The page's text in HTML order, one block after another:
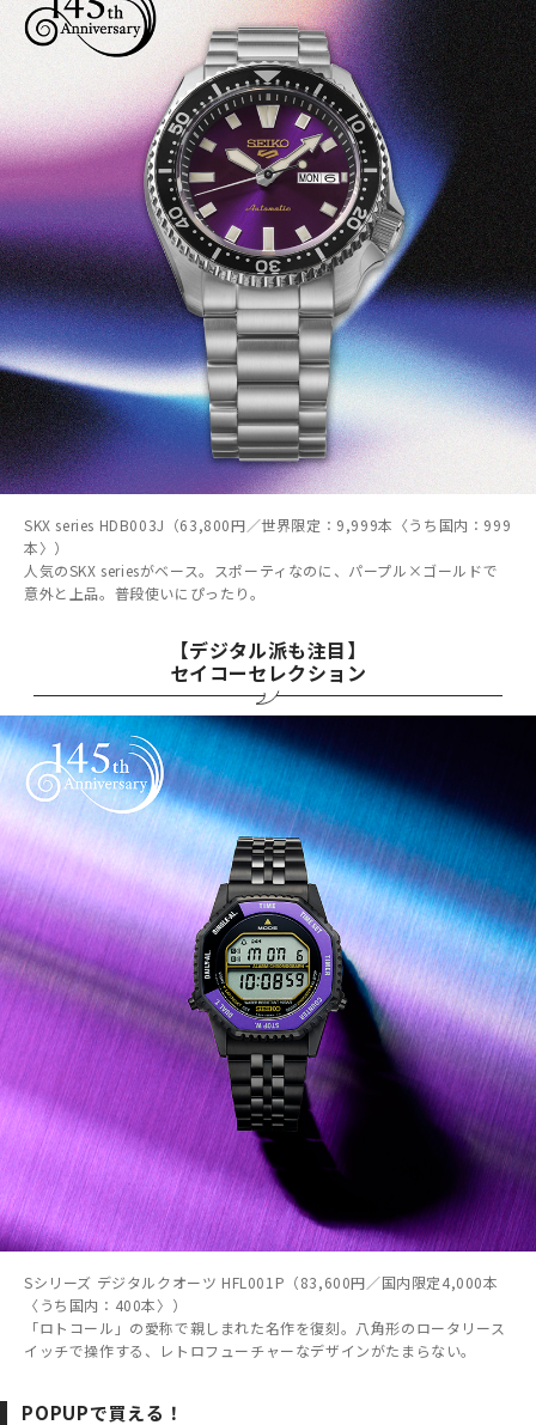
SKX series HDB003J（63,800円／世界限定：9,999本〈うち国内：999
本〉）
人気のSKX seriesがベース。スポーティなのに、パープル×ゴールドで
意外と上品。普段使いにぴったり。
【デジタル派も注目】
セイコーセレクション
Sシリーズ デジタルクオーツ HFL001P（83,600円／国内限定4,000本
〈うち国内：400本〉）
「ロトコール」の愛称で親しまれた名作を復刻。八角形のロータリース
イッチで操作する、レトロフューチャーなデザインがたまらない。
POPUPで買える！